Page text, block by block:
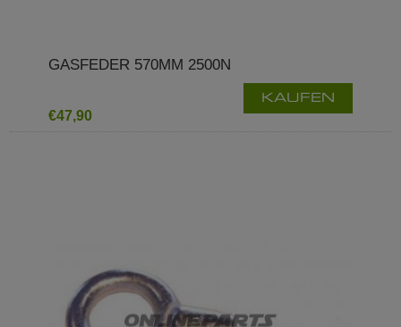
GASFEDER 570MM 2500N
€47,90
KAUFEN